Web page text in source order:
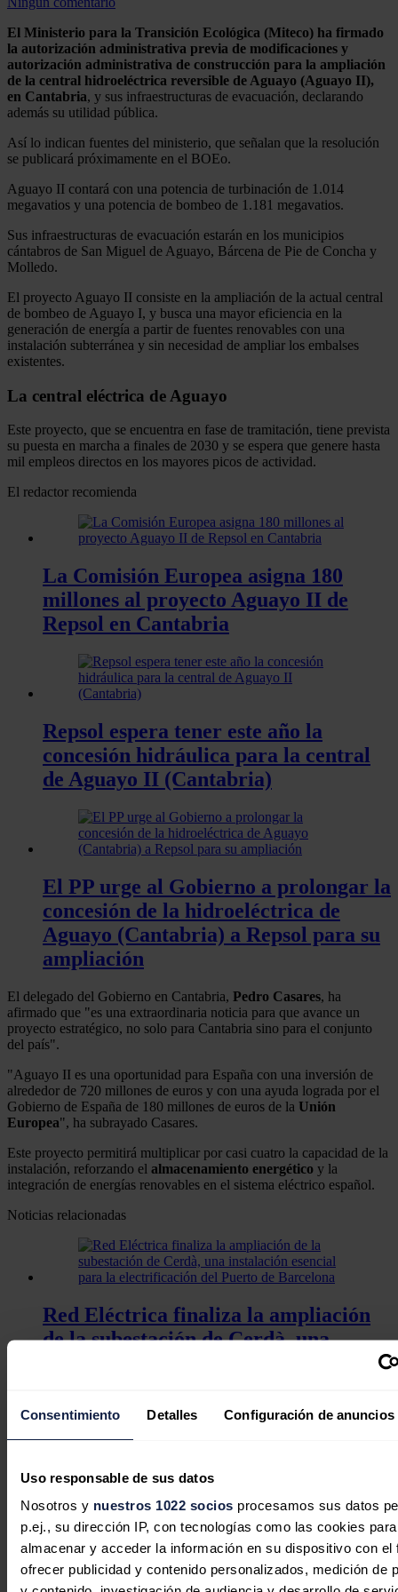
Consentimiento Detalles Configuración de anuncios
Uso responsable de sus datos
Nosotros y nuestros 1022 socios procesamos sus datos
p.ej., su dirección IP, con tecnologías como las cookies para
almacenar y acceder la información en su dispositivo con el
ofrecer publicidad y contenido personalizados, medición de
El Ministerio para la Transición Ecológica (Miteco) ha firmado
la autorización administrativa previa de modificaciones y
autorización administrativa de construcción para la ampliación
de la central hidroeléctrica reversible de Aguayo (Aguayo II),
en Cantabria, y sus infraestructuras de evacuación, declarando
además su utilidad pública.
Así lo indican fuentes del ministerio, que señalan que la resolución
se publicará próximamente en el BOEo.
Aguayo II contará con una potencia de turbinación de 1.014
megavatios y una potencia de bombeo de 1.181 megavatios.
Sus infraestructuras de evacuación estarán en los municipios
cántabros de San Miguel de Aguayo, Bárcena de Pie de Concha y
Molledo.
El proyecto Aguayo II consiste en la ampliación de la actual central
de bombeo de Aguayo I, y busca una mayor eficiencia en la
generación de energía a partir de fuentes renovables con una
instalación subterránea y sin necesidad de ampliar los embalses
existentes.
La central eléctrica de Aguayo
Este proyecto, que se encuentra en fase de tramitación, tiene prevista
su puesta en marcha a finales de 2030 y se espera que genere hasta
mil empleos directos en los mayores picos de actividad.
El redactor recomienda
La Comisión Europea asigna 180
millones al proyecto Aguayo II de
Repsol en Cantabria
Repsol espera tener este año la
concesión hidráulica para la central
de Aguayo II (Cantabria)
El PP urge al Gobierno a prolongar la
concesión de la hidroeléctrica de
Aguayo (Cantabria) a Repsol para su
ampliación
El delegado del Gobierno en Cantabria, Pedro Casares, ha
afirmado que "es una extraordinaria noticia para que avance un
proyecto estratégico, no solo para Cantabria sino para el conjunto
del país".
"Aguayo II es una oportunidad para España con una inversión de
alrededor de 720 millones de euros y con una ayuda lograda por el
Gobierno de España de 180 millones de euros de la Unión
Europea", ha subrayado Casares.
Este proyecto permitirá multiplicar por casi cuatro la capacidad de la
instalación, reforzando el almacenamiento energético y la
integración de energías renovables en el sistema eléctrico español.
Noticias relacionadas
Red Eléctrica finaliza la ampliación
de la subestación de Cerdà, una
Barcelona
El Gobierno de Cantabria autoriza la
construcción del almacén de energía